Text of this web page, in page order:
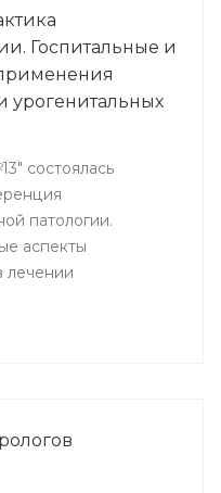
Госпитальные и
урогенитальных
состоялась
патологии.
аспекты
лечении